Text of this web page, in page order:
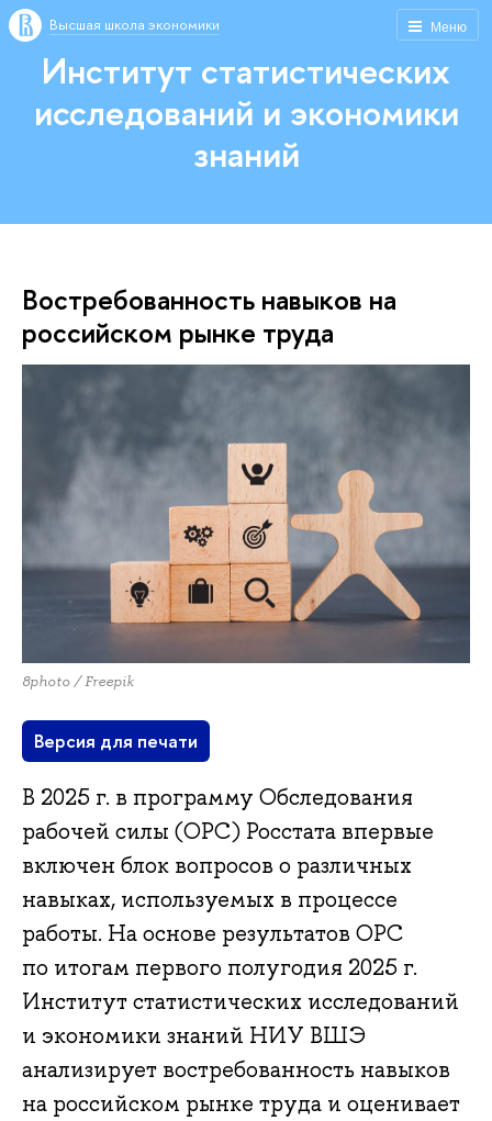
Меню
Высшая школа экономики
Институт статистических
исследований и экономики
знаний
Востребованность навыков на
российском рынке труда
8photo / Freepik
Версия для печати
В 2025 г. в программу Обследования
рабочей силы (ОРС) Росстата впервые
включен блок вопросов о различных
навыках, используемых в процессе
работы. На основе результатов ОРС
по итогам первого полугодия 2025 г.
Институт статистических исследований
и экономики знаний НИУ ВШЭ
анализирует востребованность навыков
на российском рынке труда и оценивает